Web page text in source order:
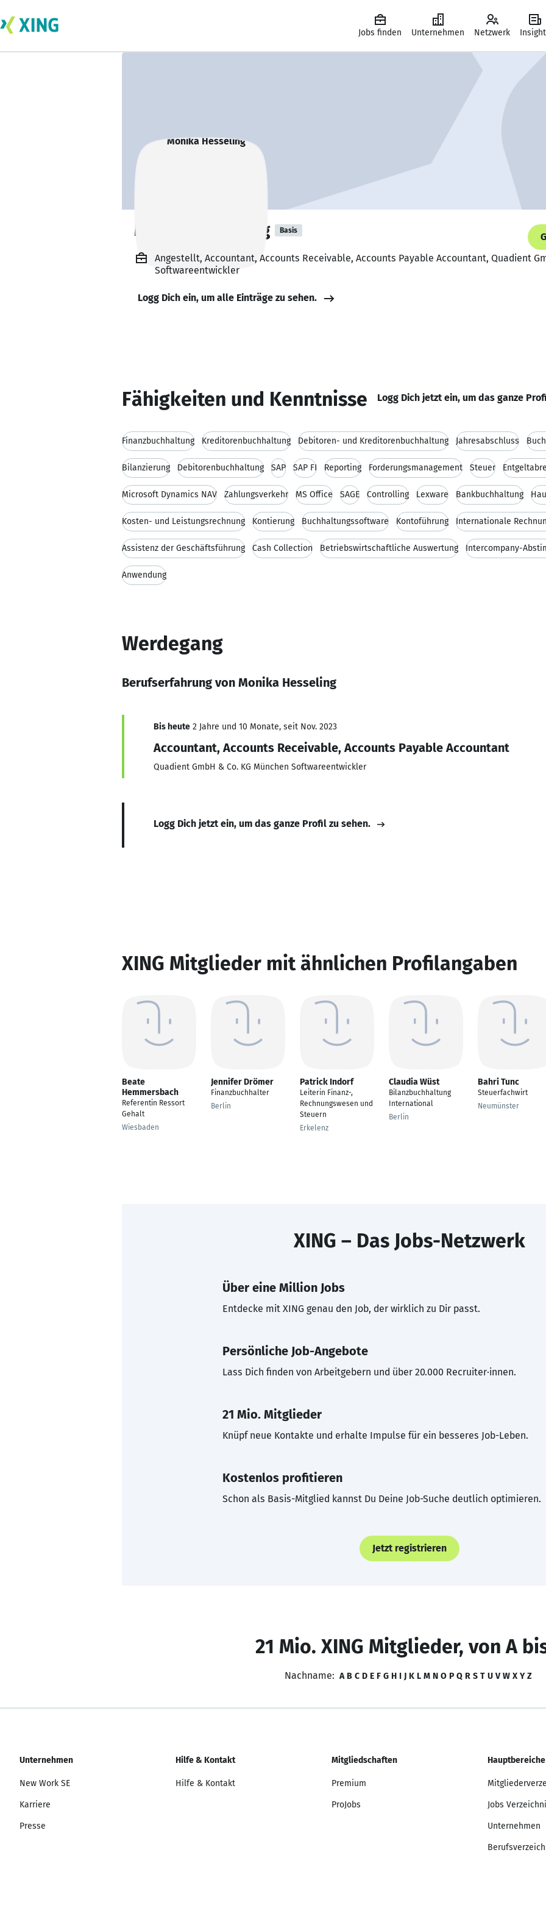
Jobs finden Unternehmen Netzwerk
Monika Hesseling Basis
Angestellt, Accountant, Accounts Receivable, Accounts Payable Accountant, Quadient
Softwareentwickler
Logg Dich ein, um alle Einträge zu sehen.
Fähigkeiten und Kenntnisse Logg Dich jetzt ein, um das ganze
Finanzbuchhaltung Kreditorenbuchhaltung Debitoren- und Kreditorenbuchhaltung Jahresabschluss
Bilanzierung Debitorenbuchhaltung SAP SAP FI Reporting Forderungsmanagement Steuer
Microsoft Dynamics NAV Zahlungsverkehr MS Office SAGE Controlling Lexware Bankbuchhaltung
Kosten- und Leistungsrechnung Kontierung Buchhaltungssoftware Kontoführung Internationale
Assistenz der Geschäftsführung Cash Collection Betriebswirtschaftliche Auswertung Intercompany-
Anwendung
Werdegang
Berufserfahrung von Monika Hesseling
Bis heute 2 Jahre und 10 Monate, seit Nov. 2023
Accountant, Accounts Receivable, Accounts Payable Accountant
Quadient GmbH & Co. KG München Softwareentwickler
Logg Dich jetzt ein, um das ganze Profil zu sehen.
XING Mitglieder mit ähnlichen Profilangaben
Beate
Hemmersbach
Referentin Ressort
Gehalt
Wiesbaden
Jennifer Drömer
Finanzbuchhalter
Berlin
Patrick Indorf
Leiterin Finanz-,
Rechnungswesen und
Steuern
Erkelenz
Claudia Wüst
Bilanzbuchhaltung
International
Berlin
Bahri Tunc
Steuerfachwirt
Neumünster
XING – Das Jobs-Netzwerk
Über eine Million Jobs
Entdecke mit XING genau den Job, der wirklich zu Dir passt.
Persönliche Job-Angebote
Lass Dich finden von Arbeitgebern und über 20.000 Recruiter·innen.
21 Mio. Mitglieder
Knüpf neue Kontakte und erhalte Impulse für ein besseres Job-Leben.
Kostenlos profitieren
Schon als Basis-Mitglied kannst Du Deine Job-Suche deutlich optimieren.
Jetzt registrieren
21 Mio. XING Mitglieder, von A
Nachname: A B C D E F G H I J K L M N O P Q R S T U V W X Y Z
Unternehmen
New Work SE
Karriere
Presse
Hilfe & Kontakt
Hilfe & Kontakt
Mitgliedschaften
Premium
ProJobs
Hauptbereiche
Jobs
Unternehmen